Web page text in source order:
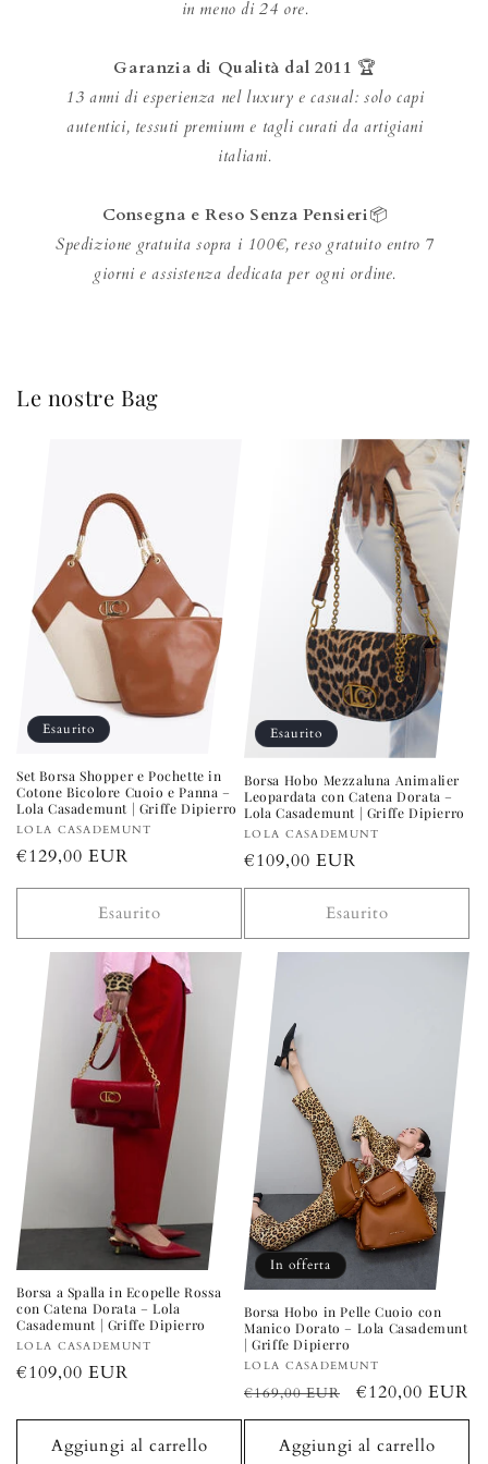
in meno di 24 ore.
Garanzia di Qualità dal 2011 🏆
13 anni di esperienza nel luxury e casual: solo capi
autentici, tessuti premium e tagli curati da artigiani
italiani.
Consegna e Reso Senza Pensieri📦
Spedizione gratuita sopra i 100€, reso gratuito entro 7
giorni e assistenza dedicata per ogni ordine.
Le nostre Bag
Esaurito
Set Borsa Shopper e Pochette in
Cotone Bicolore Cuoio e Panna –
Lola Casademunt | Griffe Dipierro
Produttore:
LOLA CASADEMUNT
Prezzo
di
€129,00 EUR
Esaurito
Esaurito
Borsa Hobo Mezzaluna Animalier
Leopardata con Catena Dorata –
Lola Casademunt | Griffe Dipierro
Produttore:
LOLA CASADEMUNT
Prezzo
di
€109,00 EUR
Esaurito
Borsa a Spalla in Ecopelle Rossa
con Catena Dorata – Lola
Casademunt | Griffe Dipierro
Produttore:
LOLA CASADEMUNT
Prezzo
listino
€109,00 EUR
Aggiungi al carrello
In offerta
Borsa Hobo in Pelle Cuoio con
Manico Dorato – Lola Casademunt
| Griffe Dipierro
Produttore:
LOLA CASADEMUNT
Prezzo
di
listino
€169,00 EUR
Prezzo
scontato
€120,00 EUR
Aggiungi al carrello